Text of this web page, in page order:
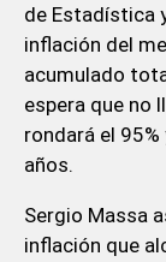
de Estadística
inflación del
acumulado
espera que no
rondará el
años.
Sergio Massa
inflación que